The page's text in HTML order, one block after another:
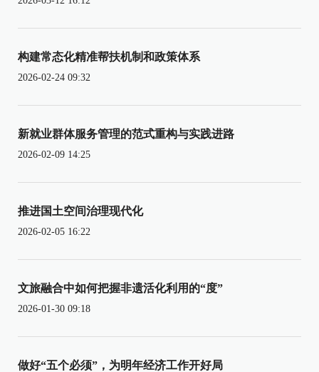
构建常态化精准帮扶机制和政策体系
2026-02-24 09:32
新就业群体服务管理的范式重构与实践进路
2026-02-09 14:25
推进国土空间治理现代化
2026-02-05 16:22
文旅融合中如何把握非遗活化利用的“度”
2026-01-30 09:18
做好“五个必须”，为明年经济工作开好局